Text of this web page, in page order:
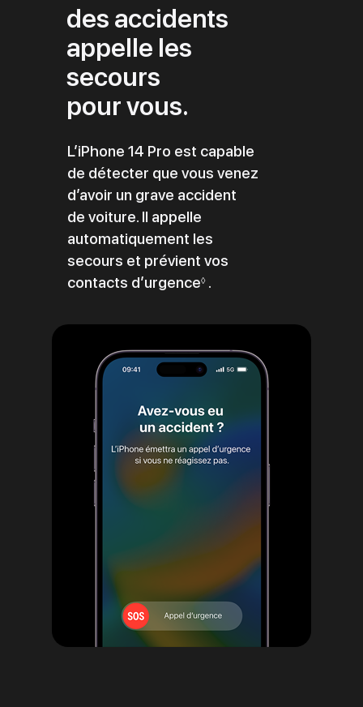
des accidents
appelle les
secours
pour vous.
L’iPhone 14 Pro est capable
de détecter que vous venez
d’avoir un grave accident
de voiture. Il appelle
automatiquement les
secours et prévient vos
contacts d’urgence◊ Renvoi
mentions
légales
.